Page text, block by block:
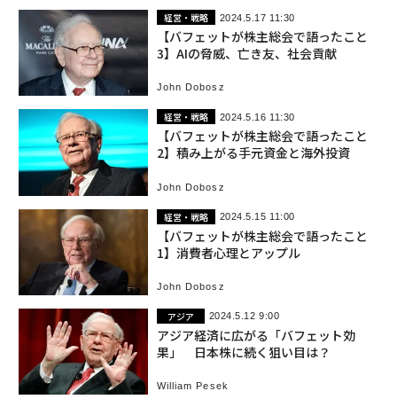
経営・戦略 2024.5.17 11:30
【バフェットが株主総会で語ったこと
3】AIの脅威、亡き友、社会貢献
John Dobosz
経営・戦略 2024.5.16 11:30
【バフェットが株主総会で語ったこと
2】積み上がる手元資金と海外投資
John Dobosz
経営・戦略 2024.5.15 11:00
【バフェットが株主総会で語ったこと
1】消費者心理とアップル
John Dobosz
アジア 2024.5.12 9:00
アジア経済に広がる「バフェット効
果」 日本株に続く狙い目は？
William Pesek